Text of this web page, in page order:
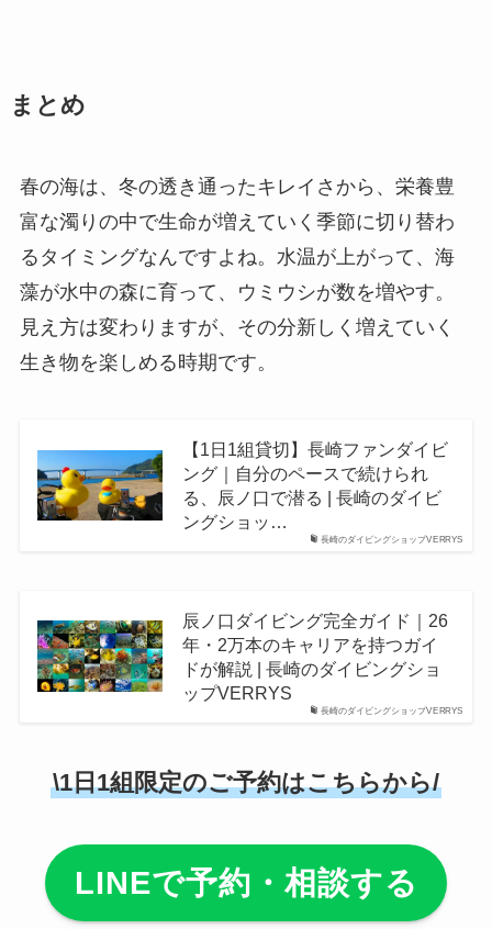
まとめ
春の海は、冬の透き通ったキレイさから、栄養豊
富な濁りの中で生命が増えていく季節に切り替わ
るタイミングなんですよね。水温が上がって、海
藻が水中の森に育って、ウミウシが数を増やす。
見え方は変わりますが、その分新しく増えていく
生き物を楽しめる時期です。
長崎のダイビングショップVERRYS
【1日1組貸切】長崎ファンダイビ
ング｜自分のペースで続けられ
る、辰ノ口で潜る | 長崎のダイビ
ングショッ…
長崎のダイビングショップVERRYS
辰ノ口ダイビング完全ガイド｜26
年・2万本のキャリアを持つガイ
ドが解説 | 長崎のダイビングショ
ップVERRYS
\1日1組限定のご予約はこちらから/
LINEで予約・相談する